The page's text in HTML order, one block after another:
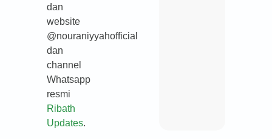
dan
website
@nouraniyyahofficial
dan
channel
Whatsapp
resmi
Ribath
Updates.